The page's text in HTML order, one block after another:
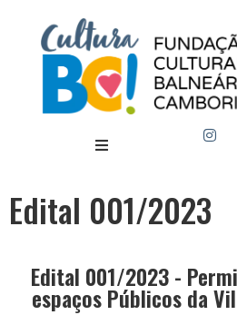
Edital 001/2023
Edital 001/2023 -
espaços Públicos da